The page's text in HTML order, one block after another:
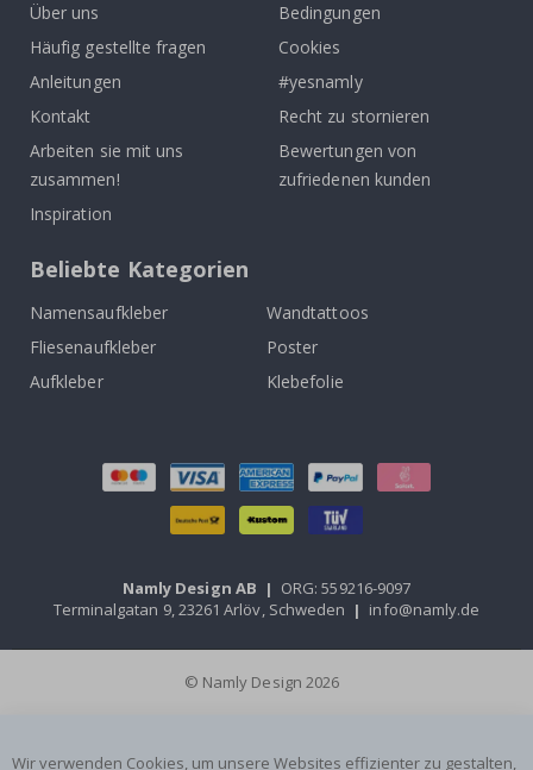
Über uns
Häufig gestellte fragen
Anleitungen
Kontakt
Arbeiten sie mit uns
zusammen!
Inspiration
Bedingungen
Cookies
#yesnamly
Recht zu stornieren
Bewertungen von
zufriedenen kunden
Beliebte Kategorien
Namensaufkleber
Wandtattoos
Fliesenaufkleber
Poster
Aufkleber
Klebefolie
Namly Design AB | ORG: 559216-9097
Terminalgatan 9, 23261 Arlöv, Schweden | info@namly.de
© Namly Design 2026
Wir verwenden Cookies, um unsere Websites effizienter zu gestalten,